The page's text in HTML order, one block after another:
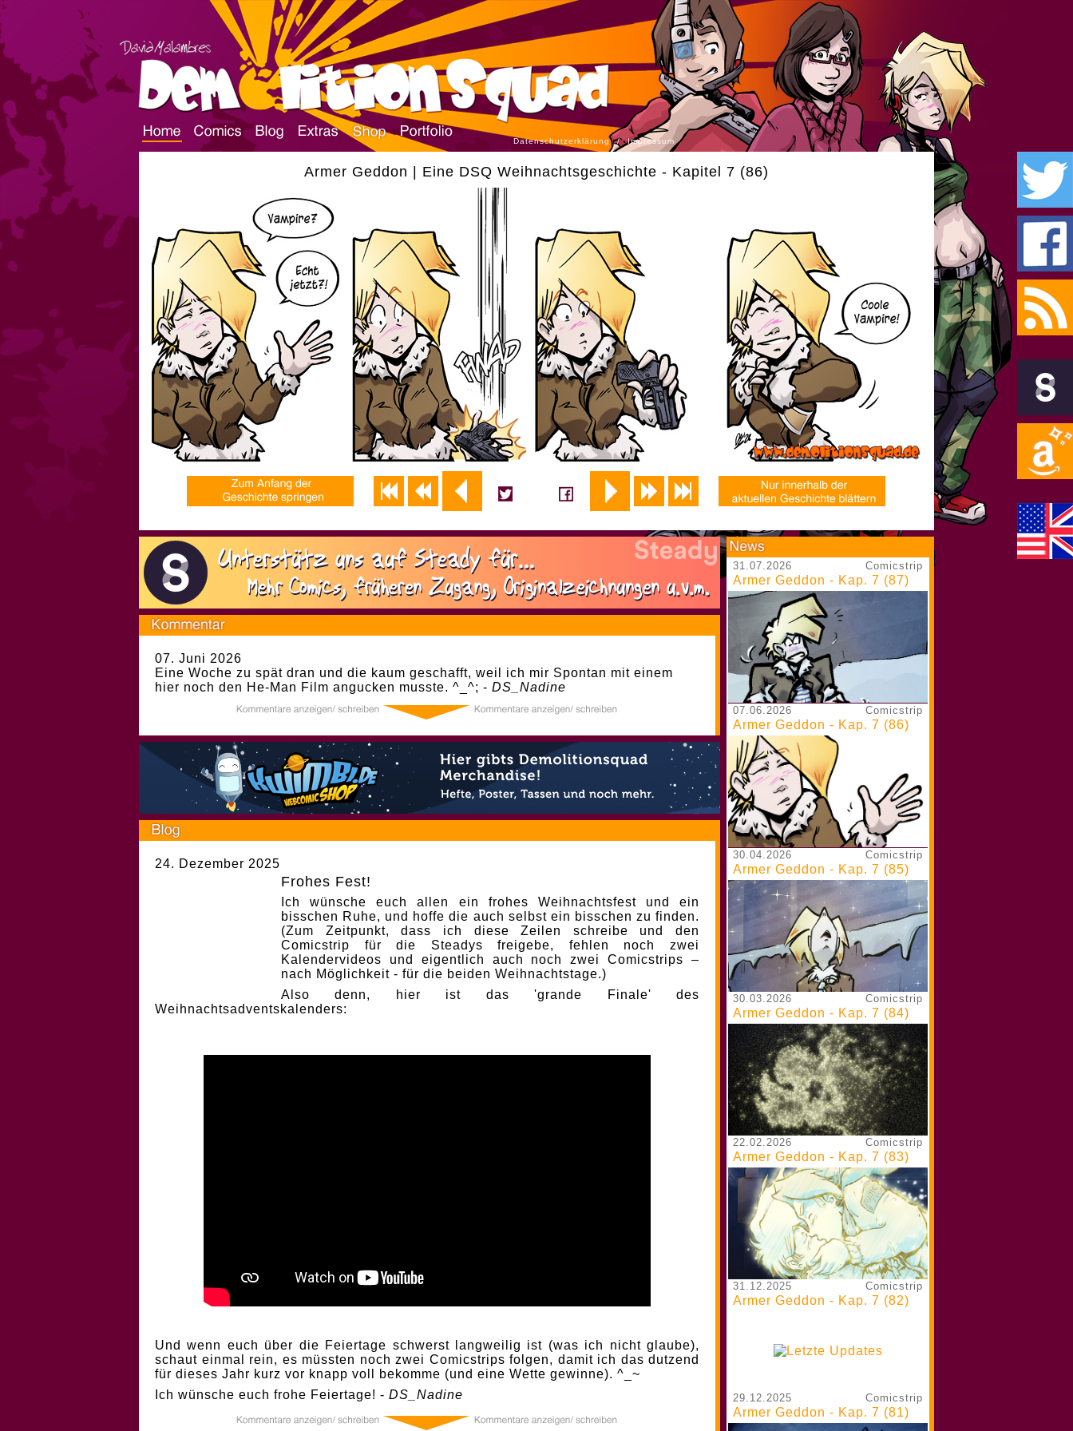
Datenschutzerklärung / Impressum
Armer Geddon | Eine DSQ Weihnachtsgeschichte - Kapitel 7 (86)
07. Juni 2026
Eine Woche zu spät dran und die kaum geschafft, weil ich mir Spontan mit einem
hier noch den He-Man Film angucken musste. ^_^; - DS_Nadine
24. Dezember 2025
Frohes Fest!
Ich wünsche euch allen ein frohes Weihnachtsfest und ein
bisschen Ruhe, und hoffe die auch selbst ein bisschen zu finden.
(Zum Zeitpunkt, dass ich diese Zeilen schreibe und den
Comicstrip für die Steadys freigebe, fehlen noch zwei
Kalendervideos und eigentlich auch noch zwei Comicstrips –
nach Möglichkeit - für die beiden Weihnachtstage.)
Also denn, hier ist das 'grande Finale' des
Weihnachtsadventskalenders:
Und wenn euch über die Feiertage schwerst langweilig ist (was ich nicht glaube),
schaut einmal rein, es müssten noch zwei Comicstrips folgen, damit ich das dutzend
für dieses Jahr kurz vor knapp voll bekomme (und eine Wette gewinne). ^_~
Ich wünsche euch frohe Feiertage! - DS_Nadine
31.07.2026 Comicstrip
Armer Geddon - Kap. 7 (87)
07.06.2026 Comicstrip
Armer Geddon - Kap. 7 (86)
30.04.2026 Comicstrip
Armer Geddon - Kap. 7 (85)
30.03.2026 Comicstrip
Armer Geddon - Kap. 7 (84)
22.02.2026 Comicstrip
Armer Geddon - Kap. 7 (83)
31.12.2025 Comicstrip
Armer Geddon - Kap. 7 (82)
29.12.2025 Comicstrip
Armer Geddon - Kap. 7 (81)